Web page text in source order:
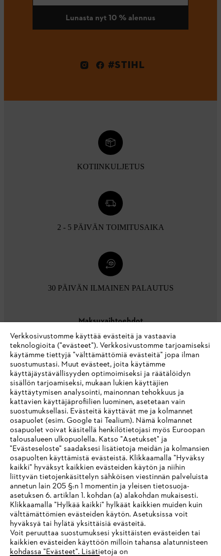
Lunasta nyt 10 % alennus
#STIHL
KOTIINKULJETUS
2 - 5 PÄIVÄN TOIMITUSAIKA
30 PÄIVÄN ILMAINEN PALAUTUS
Maksuvaihtoehdot
Yritys
STIHL FAQ
Palvelut
Yleiset ehdot Tietosuojakäytäntö Impressum
IHR BROWSER WIRD NICHT
UNTERSTÜTZT
Sie nutzen einen Browser, den wir noch nicht unterstützen. Für
eine optimale Nutzung unserer Seite empfehlen wir Ihnen, zu
einem der folgenden Browser zu wechseln:
Verkkosivustomme käyttää evästeitä ja vastaavia
teknologioita ("evästeet"). Verkkosivustomme tarjoamiseksi
käytämme tiettyjä "välttämättömiä evästeitä" jopa ilman
suostumustasi. Muut evästeet, joita käytämme
käyttäjäystävällisyyden optimoimiseksi ja räätälöidyn
sisällön tarjoamiseksi, mukaan lukien käyttäjien
käyttäytymisen analysointi, mainonnan tehokkuus ja
kattavien käyttäjäprofiilien luominen, asetetaan vain
suostumuksellasi. Evästeitä käyttävät me ja kolmannet
osapuolet (esim. Google tai Tealium). Nämä kolmannet
osapuolet voivat käsitellä henkilötietojasi myös Euroopan
talousalueen ulkopuolella. Katso "Asetukset" ja
"Evästeseloste" saadaksesi lisätietoja meidän ja kolmansien
osapuolten käyttämistä evästeistä. Klikkaamalla "Hyväksy
kaikki" hyväksyt kaikkien evästeiden käytön ja niihin
liittyvän tietojenkäsittelyn sähköisen viestinnän palveluista
annetun lain 205 §:n 1 momentin ja yleisen tietosuoja-
asetuksen 6. artiklan 1. kohdan (a) alakohdan mukaisesti.
Klikkaamalla "Hylkää kaikki" hylkäät kaikkien muiden kuin
välttämättömien evästeiden käytön. Asetuksissa voit
hyväksyä tai hylätä yksittäisiä evästeitä.
Voit peruuttaa suostumuksesi yksittäisten evästeiden tai
kaikkien evästeiden käyttöön milloin tahansa alatunnisteen
kohdassa "Evästeet". Lisätietoja on